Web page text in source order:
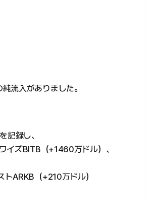
流入がありました。
記録し、
イズBITB（+1460万ドル）、
ARKB（+210万ドル）